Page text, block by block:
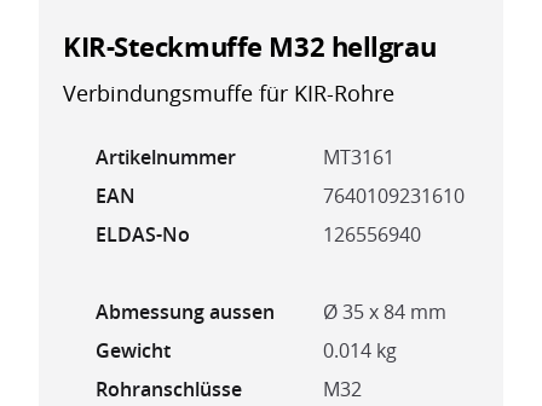
KIR-Steckmuffe M32 hellgrau
Verbindungsmuffe für KIR-Rohre
Artikelnummer
MT3161
EAN
7640109231610
ELDAS-No
126556940
Abmessung aussen
Ø 35 x 84 mm
Gewicht
0.014 kg
Rohranschlüsse
M32